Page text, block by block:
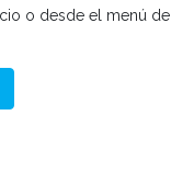
o desde el menú de